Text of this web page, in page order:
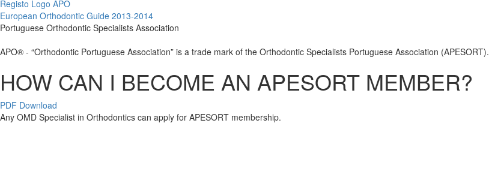
Registo Logo APO
European Orthodontic Guide 2013-2014
Portuguese Orthodontic Specialists Association
APO® - “Orthodontic Portuguese Association” is a trade mark of the Orthodontic Specialists Portuguese Association (APESORT).
HOW CAN I BECOME AN APESORT MEMBER?
PDF Download
Any OMD Specialist in Orthodontics can apply for APESORT membership.